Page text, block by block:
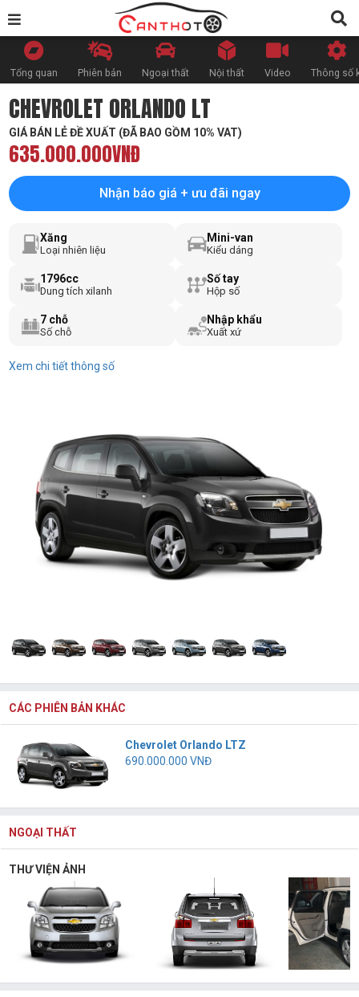
Tổng quan Phiên bản Ngoại thất Nội thất Video Thông số
CHEVROLET ORLANDO LT
GIÁ BÁN LẺ ĐỀ XUẤT (ĐÃ BAO GỒM 10% VAT)
635.000.000VNĐ
Nhận báo giá + ưu đãi ngay
Xăng
Loại nhiên liệu
Mini-van
Kiểu dáng
1796cc
Dung tích xilanh
Số tay
Hộp số
7 chỗ
Số chỗ
Nhập khẩu
Xuất xứ
Xem chi tiết thông số
CÁC PHIÊN BẢN KHÁC
Chevrolet Orlando LTZ
690.000.000 VNĐ
NGOẠI THẤT
THƯ VIỆN ẢNH